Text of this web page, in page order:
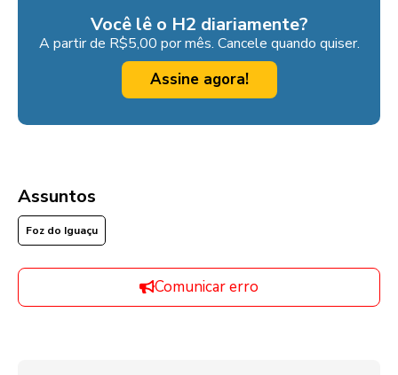
Você lê o H2 diariamente?
A partir de R$5,00 por mês. Cancele quando quiser.
Assine agora!
Assuntos
Foz do Iguaçu
Comunicar erro